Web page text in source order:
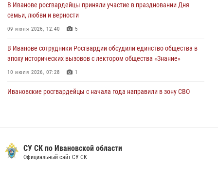
празднования Дня Крещения Руси
28 июля 2026, 08:57
В Иванове росгвардейцы приняли участие в праздновании Дня
семьи, любви и верности
09 июля 2026, 12:40 5
В Иванове сотрудники Росгвардии обсудили единство общества в
эпоху исторических вызовов с лектором общества «Знание»
10 июля 2026, 07:28 1
Ивановские росгвардейцы с начала года направили в зону СВО
схожий с гранатой
10 июля 2026, 09:29 1
СУ СК по Ивановской области
Официальный сайт СУ СК